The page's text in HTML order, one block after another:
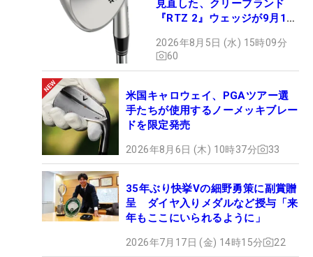
見直した、クリーブランド
『RTZ 2』ウェッジが9月12
2026年8月5日 (水) 15時09分
60
米国キャロウェイ、PGAツアー選
手たちが使用するノーメッキブレー
ドを限定発売
2026年8月6日 (木) 10時37分 33
35年ぶり快挙Vの細野勇策に副賞贈
呈 ダイヤ入りメダルなど授与「来
年もここにいられるように」
2026年7月17日 (金) 14時15分 22